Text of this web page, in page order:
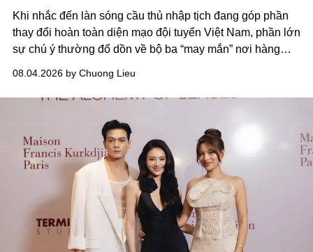
Khi nhắc đến làn sóng cầu thủ nhập tịch đang góp phần
thay đổi hoàn toàn diện mạo đội tuyển Việt Nam, phần lớn
sự chú ý thường đổ dồn về bộ ba “may mắn” nơi hàng
để ý rằng ở phía sau, cũng có một cái tên nhập tịch khác
đang âm thầm tạo nên sự khác biệt nơi hàng phòng
08.04.2026 by Chuong Lieu